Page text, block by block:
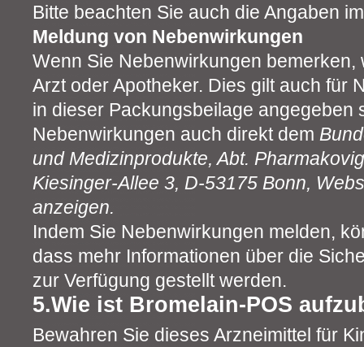
Bitte beachten Sie auch die Angaben
Meldung von Nebenwirkungen
Wenn Sie Nebenwirkungen bemerken,
Arzt oder Apotheker. Dies gilt auch für
in dieser Packungsbeilage angegeben
Nebenwirkungen auch direkt dem
und Medizinprodukte, Abt.
Kiesinger-Allee 3, D-53175 Bonn,
anzeigen.
Indem Sie Nebenwirkungen melden,
dass mehr Informationen über die
zur Verfügung gestellt werden.
5.Wie ist Bromelain-POS
Bewahren Sie dieses Arzneimittel für